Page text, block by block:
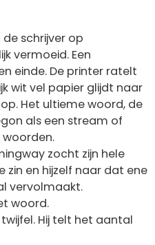
schrijver op
vermoeid. Een
einde. De printer ratelt
wit vel papier glijdt naar
Het ultieme woord, de
als een stream of
woorden.
zocht zijn hele
zin en hijzelf naar dat ene
vervolmaakt.
woord.
Hij telt het aantal